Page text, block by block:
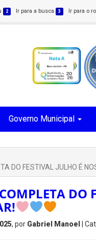
2 Ir para a busca 3 Ir para o
Governo Municipal
DO FESTIVAL JULHO É
DO
, por Gabriel Manoel |